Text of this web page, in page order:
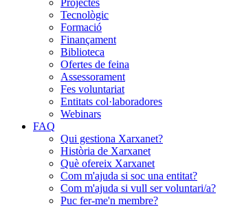
Projectes
Tecnològic
Formació
Finançament
Biblioteca
Ofertes de feina
Assessorament
Fes voluntariat
Entitats col·laboradores
Webinars
FAQ
Qui gestiona Xarxanet?
Història de Xarxanet
Què ofereix Xarxanet
Com m'ajuda si soc una entitat?
Com m'ajuda si vull ser voluntari/a?
Puc fer-me'n membre?